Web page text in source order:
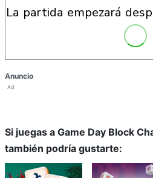
la partida empezará
Anuncio
Ad
Si juegas a Game Day Block
también podría gustarte: